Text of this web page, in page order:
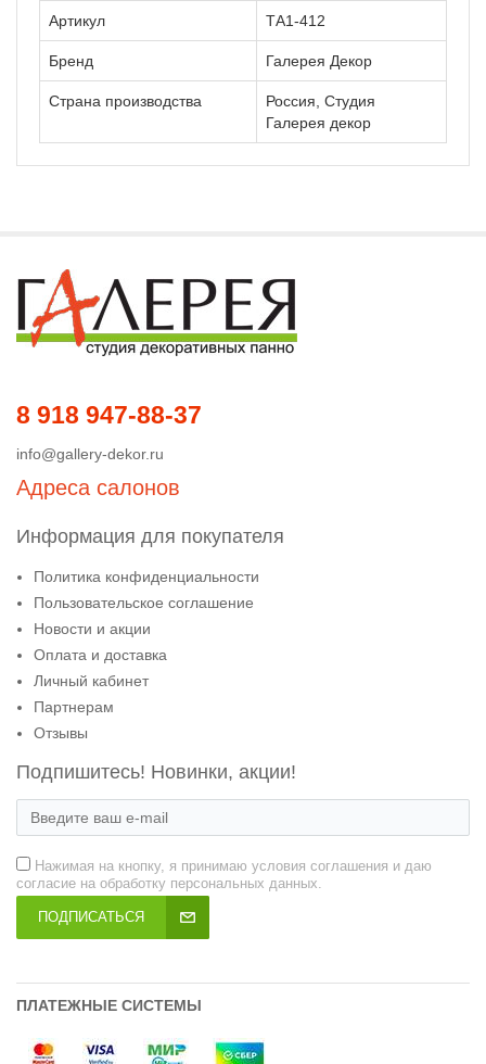
Артикул ТА1-412
Бренд Галерея Декор
Страна производства
Россия, Студия
Галерея декор
8 918 947-88-37
info@gallery-dekor.ru
Адреса салонов
Информация для покупателя
Политика конфиденциальности
Пользовательское соглашение
Новости и акции
Оплата и доставка
Личный кабинет
Партнерам
Отзывы
Подпишитесь! Новинки, акции!
Нажимая на кнопку, я принимаю условия соглашения и даю
согласие на обработку персональных данных.
ПОДПИСАТЬСЯ
ПЛАТЕЖНЫЕ СИСТЕМЫ